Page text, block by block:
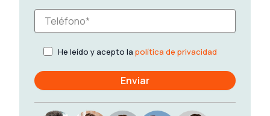
He leído y acepto la política de privacidad